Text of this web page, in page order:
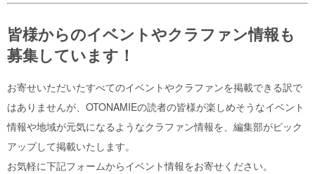
皆様からのイベントやクラファン情報も
募集しています！
お寄せいただいたすべてのイベントやクラファンを掲載できる訳で
はありませんが、OTONAMIEの読者の皆様が楽しめそうなイベント
情報や地域が元気になるようなクラファン情報を、編集部がピック
アップして掲載いたします。
お気軽に下記フォームからイベント情報をお寄せください。